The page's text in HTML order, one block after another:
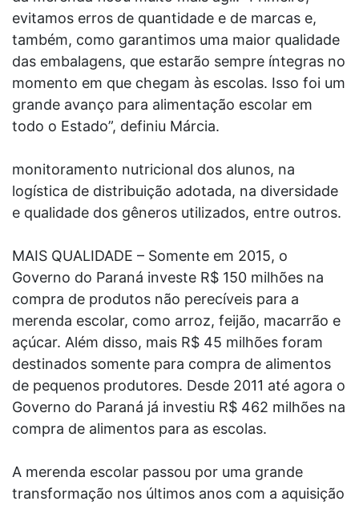
evitamos erros de quantidade e de marcas e,
também, como garantimos uma maior qualidade
das embalagens, que estarão sempre íntegras no
momento em que chegam às escolas. Isso foi um
grande avanço para alimentação escolar em
todo o Estado”, definiu Márcia.
monitoramento nutricional dos alunos, na
logística de distribuição adotada, na diversidade
e qualidade dos gêneros utilizados, entre outros.
MAIS QUALIDADE – Somente em 2015, o
Governo do Paraná investe R$ 150 milhões na
compra de produtos não perecíveis para a
merenda escolar, como arroz, feijão, macarrão e
açúcar. Além disso, mais R$ 45 milhões foram
destinados somente para compra de alimentos
de pequenos produtores. Desde 2011 até agora o
Governo do Paraná já investiu R$ 462 milhões na
compra de alimentos para as escolas.
A merenda escolar passou por uma grande
transformação nos últimos anos com a aquisição